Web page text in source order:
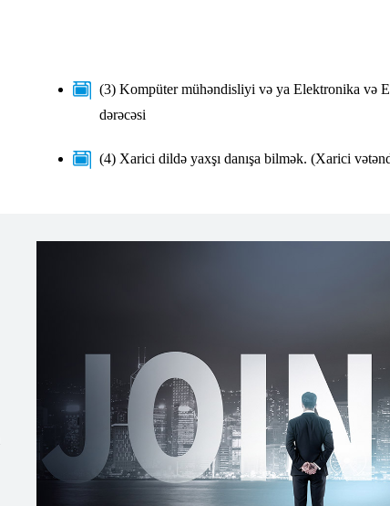
(3) Kompüter mühəndisliyi və ya Elektronika və
dərəcəsi
(4) Xarici dildə yaxşı danışa bilmək. (Xarici